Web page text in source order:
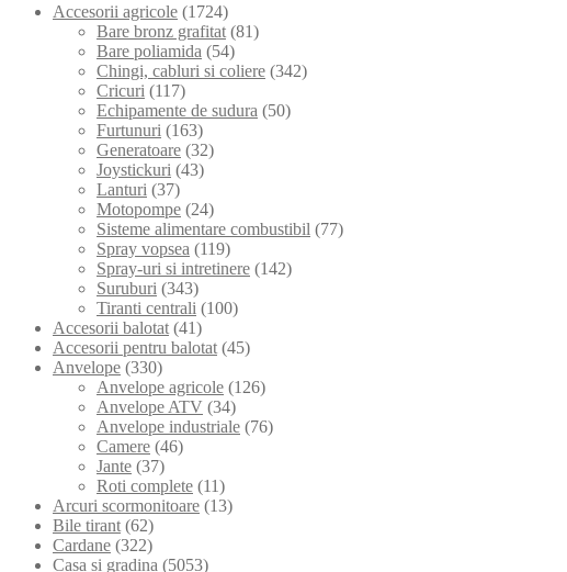
Accesorii agricole (1724)
Bare bronz grafitat (81)
Bare poliamida (54)
Chingi, cabluri si coliere (342)
Cricuri (117)
Echipamente de sudura (50)
Furtunuri (163)
Generatoare (32)
Joystickuri (43)
Lanturi (37)
Motopompe (24)
Sisteme alimentare combustibil (77)
Spray vopsea (119)
Spray-uri si intretinere (142)
Suruburi (343)
Tiranti centrali (100)
Accesorii balotat (41)
Accesorii pentru balotat (45)
Anvelope (330)
Anvelope agricole (126)
Anvelope ATV (34)
Anvelope industriale (76)
Camere (46)
Jante (37)
Roti complete (11)
Arcuri scormonitoare (13)
Bile tirant (62)
Cardane (322)
Casa si gradina (5053)